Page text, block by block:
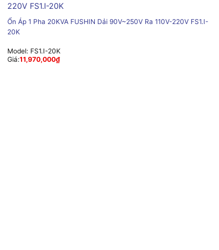
Ổn Áp 1 Pha 20KVA FUSHIN Dải 90V~250V Ra 110V-220V FS1.I-
20K
Model: FS1.I-20K
Giá:11,970,000₫